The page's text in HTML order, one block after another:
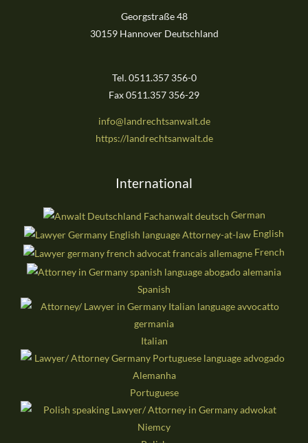
Georgstraße 48
30159 Hannover Deutschland
Tel. 0511.357 356-0
Fax 0511.357 356-29
info@landrechtsanwalt.de
https://landrechtsanwalt.de
International
German
English
French
Spanish
Italian
Portuguese